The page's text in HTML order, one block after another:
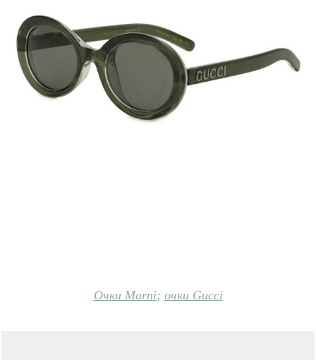
Очки Marni; очки Gucci